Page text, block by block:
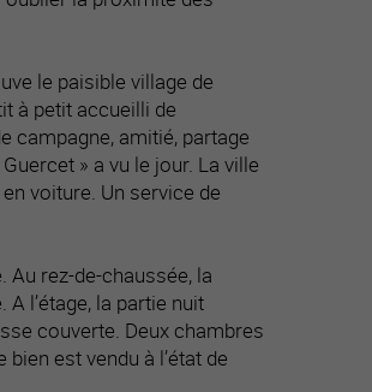
le paisible village de
à petit accueilli de
campagne, amitié, partage
» a vu le jour. La ville
voiture. Un service de
rez-de-chaussée, la
l’étage, la partie nuit
couverte. Deux chambres
est vendu à l’état de